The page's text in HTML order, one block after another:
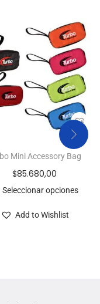
Mini Accessory Bag
$85.680,00
Seleccionar opciones
Add to Wishlist